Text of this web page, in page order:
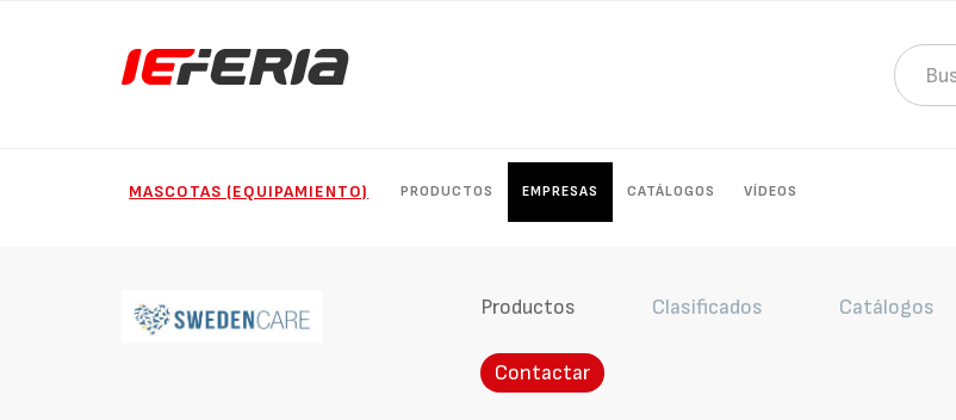
MASCOTAS (EQUIPAMIENTO) PRODUCTOS EMPRESAS CATÁLOGOS VÍDEOS
Productos Clasificados Catálogos
Contactar